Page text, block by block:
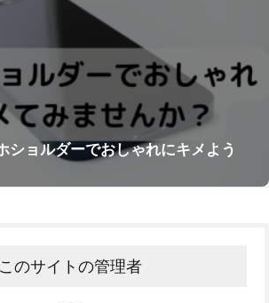
ショルダーでおしゃれにキメよう
このサイトの管理者